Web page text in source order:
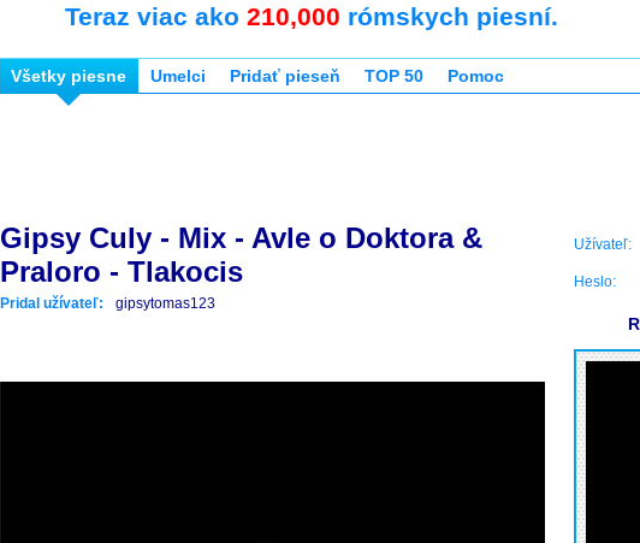
Teraz viac ako 210,000 rómskych piesní.
Všetky piesne Umelci Pridať pieseň TOP 50 Pomoc
Gipsy Culy - Mix - Avle o Doktora &
Praloro - Tlakocis
Pridal užívateľ: gipsytomas123
Užívateľ:
Heslo: